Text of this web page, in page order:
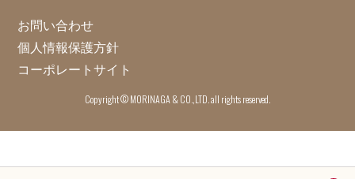
お問い合わせ
個人情報保護方針
コーポレートサイト
Copyright © MORINAGA & CO.,LTD. all rights reserved.